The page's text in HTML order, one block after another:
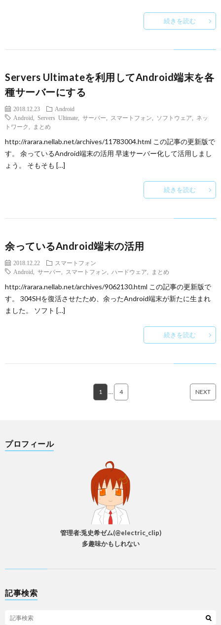
続きを読む
Servers Ultimateを利用してAndroid端末を各
種サーバーにする
2018.12.23
Android
Android
Servers Ultimate サーバー スマートフォン ソフトウェア
ネッ
トワーク
まとめ
http://rarara.nellab.net/archives/11783004.html この記事の更新版で
す。 余っているAndroid端末の活用 早速サーバー化して活用しまし
ょう。 そもそも […]
続きを読む
余っているAndroid端末の活用
2018.12.22
スマートフォン
Android
サーバー スマートフォン ハードウェア まとめ
http://rarara.nellab.net/archives/9062130.html この記事の更新版で
す。 304SHを復活させたため、余ったAndroid端末が新たに生まれ
ました。 ソフト […]
続きを読む
1 … 4 NEXT
プロフィール
管理者:兎史希ゼム(@electric_clip)
多趣味かもしれない
記事検索